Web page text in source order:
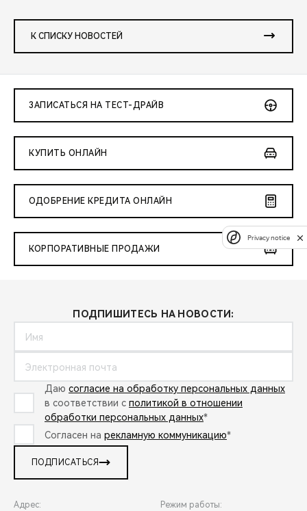
К СПИСКУ НОВОСТЕЙ
ЗАПИСАТЬСЯ НА ТЕСТ-ДРАЙВ
КУПИТЬ ОНЛАЙН
ОДОБРЕНИЕ КРЕДИТА ОНЛАЙН
КОРПОРАТИВНЫЕ ПРОДАЖИ
ПОДПИШИТЕСЬ НА НОВОСТИ:
Даю согласие на обработку персональных данных
в соответствии с политикой в отношении
обработки персональных данных*
Согласен на рекламную коммуникацию*
ПОДПИСАТЬСЯ
Адрес: Режим работы:
Privacy notice